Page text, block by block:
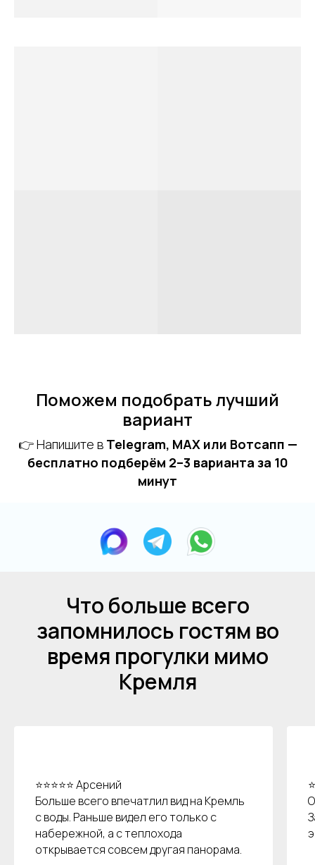
Поможем подобрать лучший
вариант
👉 Напишите в Telegram, MAX или Вотсапп —
бесплатно подберём 2–3 варианта за 10
минут
Что больше всего
запомнилось гостям во
время прогулки мимо
Кремля
⭐⭐⭐⭐⭐ Арсений
Больше всего впечатлил вид на Кремль
с воды. Раньше видел его только с
набережной, а с теплохода
открывается совсем другая панорама.